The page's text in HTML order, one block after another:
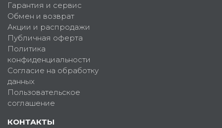
Гарантия и сервис
Обмен и возврат
Акции и распродажи
Публичная оферта
Политика
конфиденциальности
Согласие на обработку
данных
Пользовательское
соглашение
КОНТАКТЫ